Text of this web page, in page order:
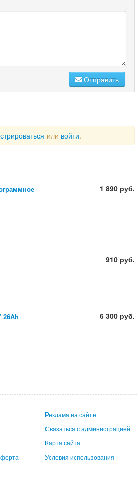
Отправить
или войти.
1 890 руб.
910 руб.
26Ah 6 300 руб.
Реклама на сайте
Связаться с администрацией
Карта сайта
Условия использования